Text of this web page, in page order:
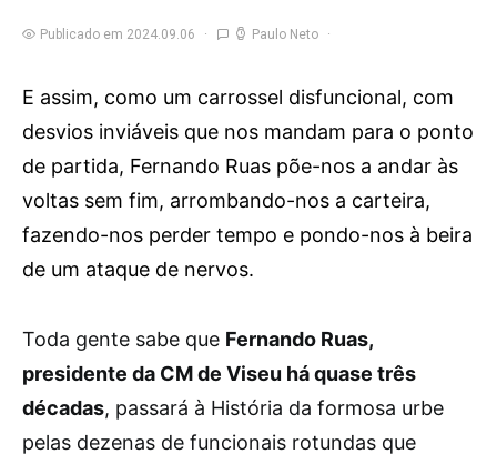
Publicado em 2024.09.06 Paulo Neto
E assim, como um carrossel disfuncional, com
desvios inviáveis que nos mandam para o ponto
de partida, Fernando Ruas põe-nos a andar às
voltas sem fim, arrombando-nos a carteira,
fazendo-nos perder tempo e pondo-nos à beira
de um ataque de nervos.
Toda gente sabe que Fernando Ruas,
presidente da CM de Viseu há quase três
décadas, passará à História da formosa urbe
pelas dezenas de funcionais rotundas que